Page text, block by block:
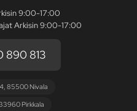
9:00-17:00
Arkisin 9:00-17:00
890 813
85500 Nivala
Pirkkala